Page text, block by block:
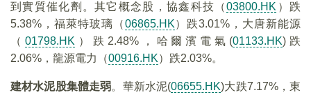
到實質催化劑。其它概念股，協鑫科技（03800.HK ）跌
5.38%，福萊特玻璃（06865.HK）跌3.01%，大唐新能源
（ 01798.HK ）跌2.48%，哈爾濱電氣(01133.HK)跌
2.06%，龍源電力（00916.HK）跌2.03%。
建材水泥股集體走弱。華新水泥(06655.HK)大跌7.17%，東